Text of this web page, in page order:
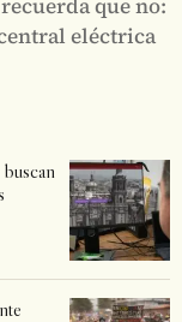
que no:
eléctrica